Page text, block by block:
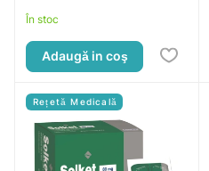
N10
În stoc
Adaugă in coş
Rețetă Medicală